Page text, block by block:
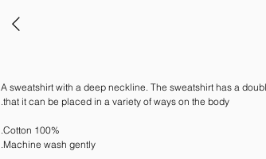
A sweatshirt with a deep neckline. The sweatshirt has a
that it can be placed in a variety of ways on the body.
100% Cotton.
Machine wash gently.